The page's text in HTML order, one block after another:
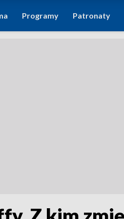
Programy Patronaty